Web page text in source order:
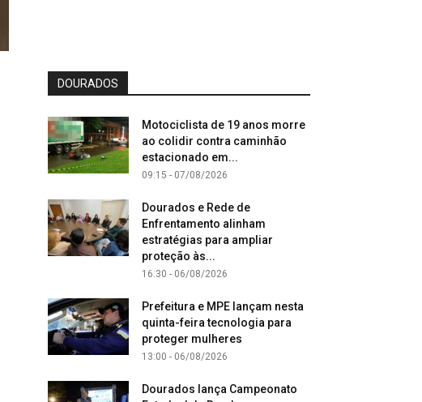
DOURADOS
Motociclista de 19 anos morre
ao colidir contra caminhão
estacionado em...
09:15 - 07/08/2026
Dourados e Rede de
Enfrentamento alinham
estratégias para ampliar
proteção às...
16:30 - 06/08/2026
Prefeitura e MPE lançam nesta
quinta-feira tecnologia para
proteger mulheres
13:00 - 06/08/2026
Dourados lança Campeonato